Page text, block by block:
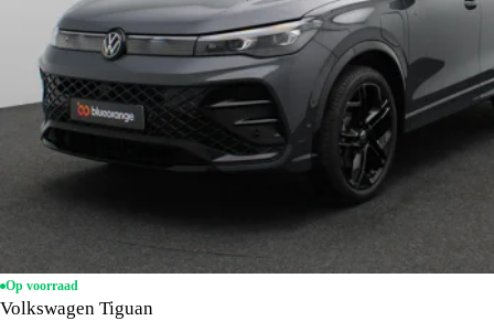
Op voorraad
Volkswagen Tiguan